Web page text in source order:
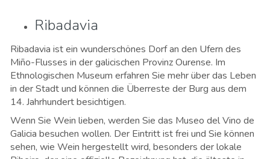
Ribadavia
Ribadavia ist ein wunderschönes Dorf an den Ufern des
Miño-Flusses in der galicischen Provinz Ourense. Im
Ethnologischen Museum erfahren Sie mehr über das Leben
in der Stadt und können die Überreste der Burg aus dem
14. Jahrhundert besichtigen.
Wenn Sie Wein lieben, werden Sie das Museo del Vino de
Galicia besuchen wollen. Der Eintritt ist frei und Sie können
sehen, wie Wein hergestellt wird, besonders der lokale